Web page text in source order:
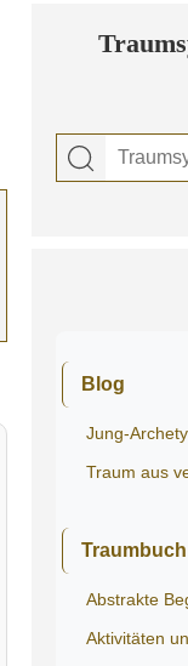
Blog
Jung-
Traum aus
Traumbuch
Abstrakte
Aktivitäten